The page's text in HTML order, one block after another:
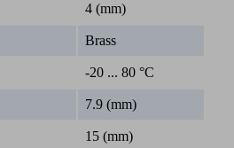
4 (mm)
Brass
-20 ... 80 °C
7.9 (mm)
15 (mm)